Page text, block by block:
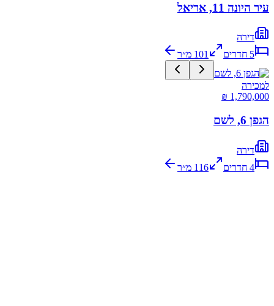
עיר היונה 11, אריאל
דירה
5 חדרים 101 מ״ר
למכירה
הגפן 6, לשם
דירה
4 חדרים 116 מ״ר